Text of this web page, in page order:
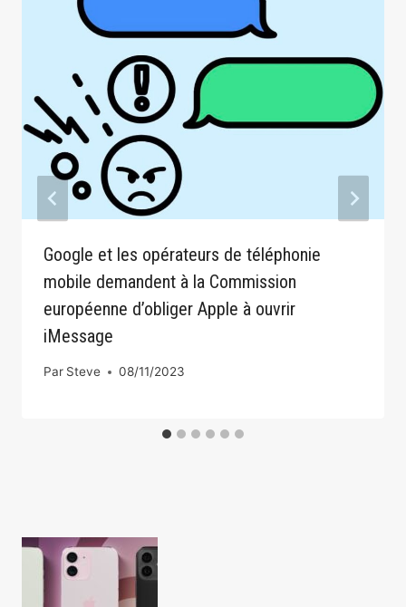
Google et les opérateurs de téléphonie
mobile demandent à la Commission
européenne d’obliger Apple à ouvrir
iMessage
Par Steve 08/11/2023